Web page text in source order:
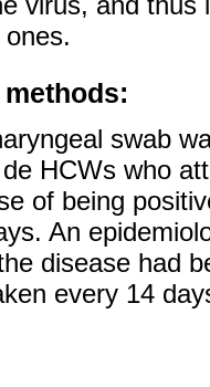
swab
HCWs who
of being
An
disease had
every 14